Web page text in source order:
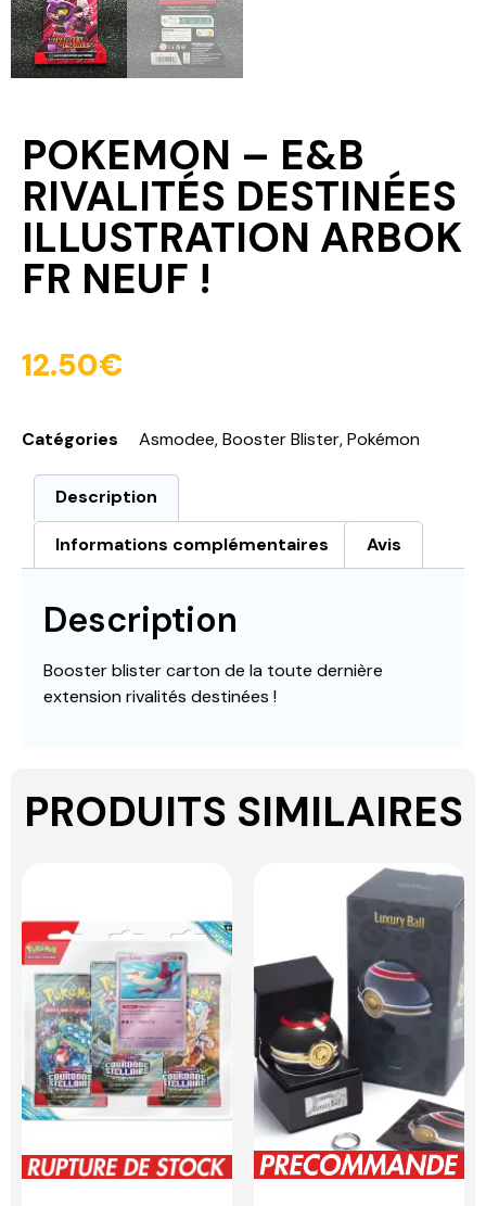
POKEMON – E&B
RIVALITÉS DESTINÉES
ILLUSTRATION ARBOK
FR NEUF !
12.50€
Catégories Asmodee,Booster Blister,Pokémon
Description
Informations complémentaires Avis
Description
Booster blister carton de la toute dernière
extension rivalités destinées !
PRODUITS SIMILAIRES